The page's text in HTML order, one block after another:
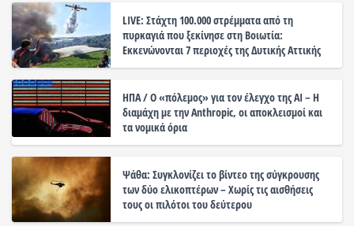
LIVE: Στάχτη 100.000 στρέμματα από τη
πυρκαγιά που ξεκίνησε στη Βοιωτία:
Εκκενώνονται 7 περιοχές της Δυτικής Αττικής
ΗΠΑ / Ο «πόλεμος» για τον έλεγχο της ΑΙ – Η
διαμάχη με την Anthropic, οι αποκλεισμοί και
τα νομικά όρια
Ψάθα: Συγκλονίζει το βίντεο της σύγκρουσης
των δύο ελικοπτέρων – Χωρίς τις αισθήσεις
τους οι πιλότοι του δεύτερου